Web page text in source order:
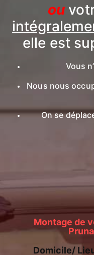
ou
elle est
Vous
Nous nous
On se
Montage de
Domicile/